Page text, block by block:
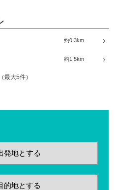
約0.3km
約1.5km
大5件）
発地とする
的地とする